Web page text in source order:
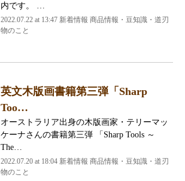
内です。 …
2022.07.22 at 13:47 新着情報 商品情報・豆知識・道刃
物のこと
英文木版画書籍第三弾「Sharp
Too…
オーストラリア出身の木版画家・テリーマッ
ケーナさんの書籍第三弾 「Sharp Tools ～
The…
2022.07.20 at 18:04 新着情報 商品情報・豆知識・道刃
物のこと